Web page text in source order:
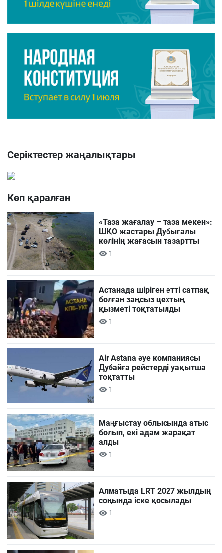
Серіктестер жаңалықтары
Көп қаралған
«Таза жағалау – таза мекен»:
ШҚО жастары Дубыгалы
көлінің жағасын тазартты
1
Астанада шіріген етті сатпақ
болған заңсыз цехтың
қызметі тоқтатылды
1
Air Astana әуе компаниясы
Дубайға рейстерді уақытша
тоқтатты
1
Маңғыстау облысында атыс
болып, екі адам жарақат
алды
1
Алматыда LRT 2027 жылдың
соңында іске қосылады
1